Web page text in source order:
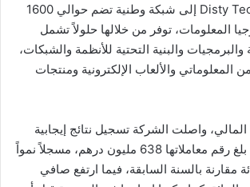
وتستند Disty Technologies إلى شبكة وطنية تضم حوالي 1600
المعلومات، توفر من خلالها حلولاً تشمل
والبنية التحتية للأنظمة والشبكات،
المعلوماتي والألعاب الإلكترونية ومنتجات
واصلت الشركة تسجيل نتائج إيجابية
خلال سنة 2025، إذ بلغ رقم معاملاتها 638 مليون درهم، مسجلاً نمواً
في المائة مقارنة بالسنة السابقة، فيما ارتفع صافي